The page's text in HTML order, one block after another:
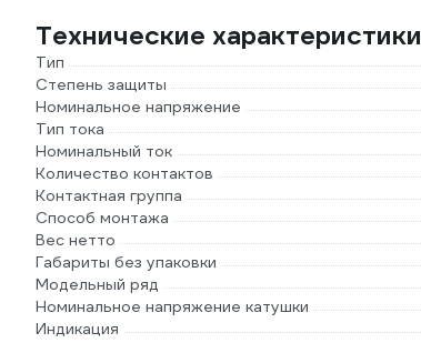
Технические характеристики
Тип
Степень защиты
Номинальное напряжение
Тип тока
Номинальный ток
Количество контактов
Контактная группа
Способ монтажа
Вес нетто
Габариты без упаковки
Модельный ряд
Номинальное напряжение катушки
Индикация